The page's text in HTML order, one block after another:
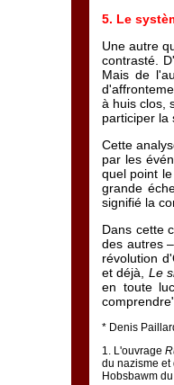
5. Le
Une autre
contrasté.
Mais de
à huis clos,
participer la
Cette
par les
quel point
grande
signifié la
Dans cette
des autres
révolution
et déjà, Le
en toute
* Denis
1. L'ouvrage
du nazisme et
Hobsbawm